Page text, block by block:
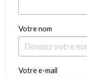
Votre nom
Votre e-mail